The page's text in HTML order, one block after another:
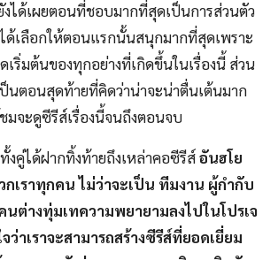
ได้เผยตอนที่ชอบมากที่สุดเป็นการส่วนตัว
ด้เลือกให้ตอนแรกนั้นสนุกมากที่สุดเพราะ
เริ่มต้นของทุกอย่างที่เกิดขึ้นในเรื่องนี้ ส่วน
นตอนสุดท้ายที่คิดว่าน่าจะน่าตื่นเต้นมาก
มจะดูซีรีส์เรื่องนี้จนถึงตอนจบ
งคู่ได้ฝากทิ้งท้ายถึงเหล่าคอซีรีส์อันฮโย
กเราทุกคน ไม่ว่าจะเป็น ทีมงาน ผู้กำกับ
ต่างทุ่มเทความพยายามลงไปในโปรเจ
าเราจะสามารถสร้างซีรีส์ที่ยอดเยี่ยม